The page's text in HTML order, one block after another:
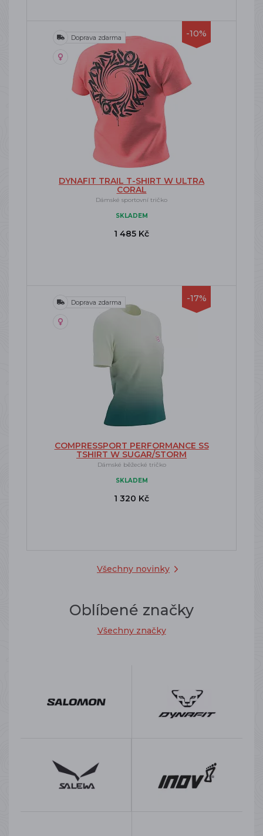
Všechny novinky
-10%
Doprava zdarma
DYNAFIT TRAIL T-SHIRT W ULTRA
CORAL
Dámské sportovní tričko
SKLADEM
1 485 Kč
-17%
Doprava zdarma
COMPRESSPORT PERFORMANCE SS
TSHIRT W SUGAR/STORM
Dámské běžecké tričko
SKLADEM
1 320 Kč
Oblíbené značky
Všechny značky